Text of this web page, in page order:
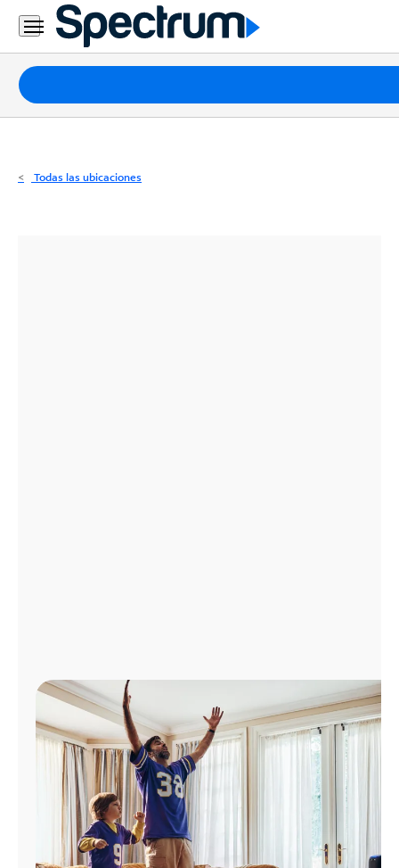
Residencial
Business
Paquetes
Internet
Todas las ubicaciones